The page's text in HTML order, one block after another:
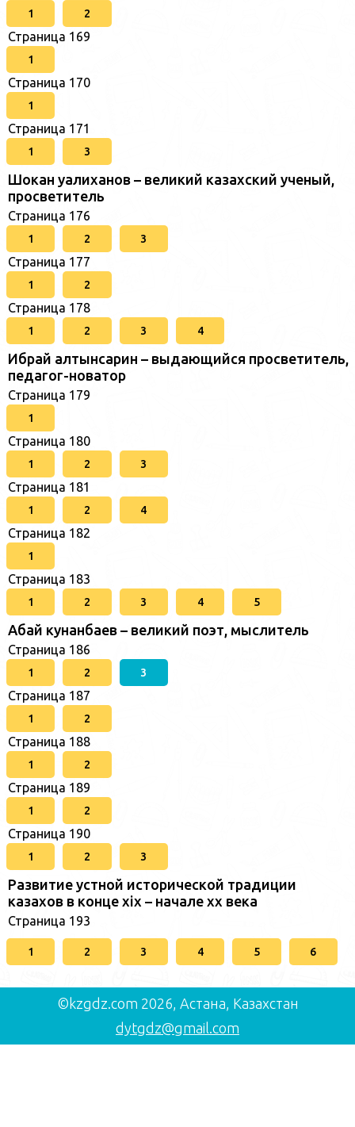
1 2
Страница 169
1
Страница 170
1
Страница 171
1 3
Шокан уалиханов – великий казахский ученый,
просветитель
Страница 176
1 2 3
Страница 177
1 2
Страница 178
1 2 3 4
Ибрай алтынсарин – выдающийся просветитель,
педагог-новатор
Страница 179
1
Страница 180
1 2 3
Страница 181
1 2 4
Страница 182
1
Страница 183
1 2 3 4 5
Абай кунанбаев – великий поэт, мыслитель
Страница 186
1 2 3
Страница 187
1 2
Страница 188
1 2
Страница 189
1 2
Страница 190
1 2 3
Развитие устной исторической традиции
казахов в конце xіх – начале хх века
Страница 193
1 2 3 4 5 6
©kzgdz.com 2026, Астана, Казахстан
dytgdz@gmail.com